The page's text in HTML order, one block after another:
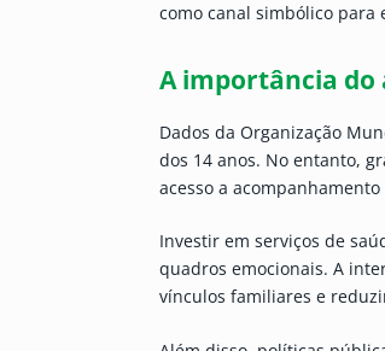
como canal simbólico
A importância do
Dados da Organização
dos 14 anos. No entanto,
acesso a
Investir em serviços de
quadros emocionais. A
vínculos familiares e